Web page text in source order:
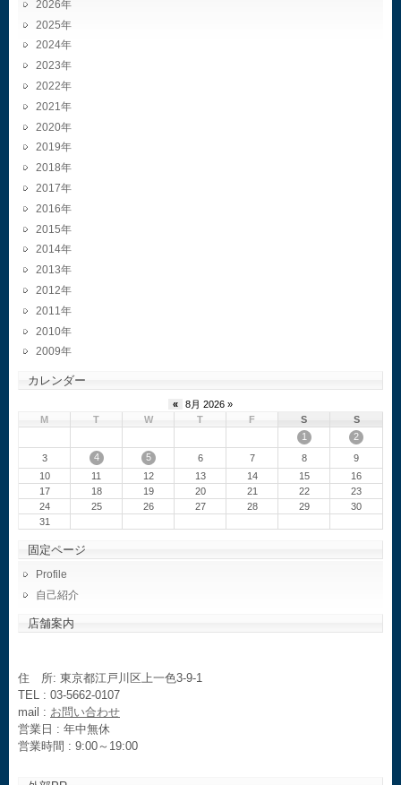
2026
2025
2024
2023
2022
2021
2020
2019
2018
2017
2016
2015
2014
2013
2012
2011
2010
2009
カレンダー
«
8月 2026 »
M
T W T F S
S
1
2
3
4 5 6 7 8
9
10
11 12 13 14 15
16
17
18 19 20 21 22
23
24
25 26 27 28 29
30
31
固定ページ
Profile
自己紹介
店舗案内
住 所: 東京都江戸川区上一色3-9-1
TEL : 03-5662-0107
mail : お問い合わせ
営業日 : 年中無休
営業時間 : 9:00～19:00